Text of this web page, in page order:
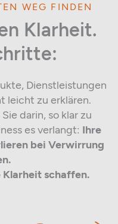
WEG FINDEN
Klarheit.
Dienstleistungen
leicht zu erklären.
darin, so klar zu
es verlangt: Ihre
bei Verwirrung
Klarheit schaffen.